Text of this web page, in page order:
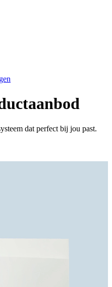
dat perfect bij jou past.